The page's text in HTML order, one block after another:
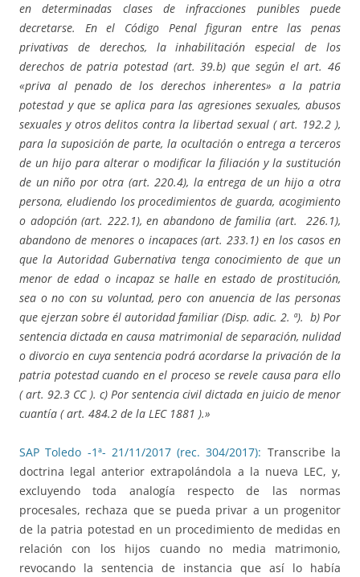
en determinadas clases de infracciones punibles puede
decretarse. En el Código Penal figuran entre las penas
privativas de derechos, la inhabilitación especial de los
derechos de patria potestad (art. 39.b) que según el art. 46
«priva al penado de los derechos inherentes» a la patria
potestad y que se aplica para las agresiones sexuales, abusos
sexuales y otros delitos contra la libertad sexual ( art. 192.2 ),
para la suposición de parte, la ocultación o entrega a terceros
de un hijo para alterar o modificar la filiación y la sustitución
de un niño por otra (art. 220.4), la entrega de un hijo a otra
persona, eludiendo los procedimientos de guarda, acogimiento
o adopción (art. 222.1), en abandono de familia (art. 226.1),
abandono de menores o incapaces (art. 233.1) en los casos en
que la Autoridad Gubernativa tenga conocimiento de que un
menor de edad o incapaz se halle en estado de prostitución,
sea o no con su voluntad, pero con anuencia de las personas
que ejerzan sobre él autoridad familiar (Disp. adic. 2. ª). b) Por
sentencia dictada en causa matrimonial de separación, nulidad
o divorcio en cuya sentencia podrá acordarse la privación de la
patria potestad cuando en el proceso se revele causa para ello
( art. 92.3 CC ). c) Por sentencia civil dictada en juicio de menor
cuantía ( art. 484.2 de la LEC 1881 ).»
SAP Toledo -1ª- 21/11/2017 (rec. 304/2017): Transcribe la
doctrina legal anterior extrapolándola a la nueva LEC, y,
excluyendo toda analogía respecto de las normas
procesales, rechaza que se pueda privar a un progenitor
de la patria potestad en un procedimiento de medidas en
relación con los hijos cuando no media matrimonio,
revocando la sentencia de instancia que así lo había